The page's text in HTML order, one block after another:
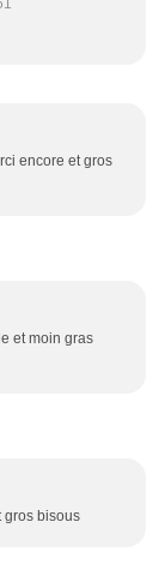
encore et gros
et moin gras
gros bisous